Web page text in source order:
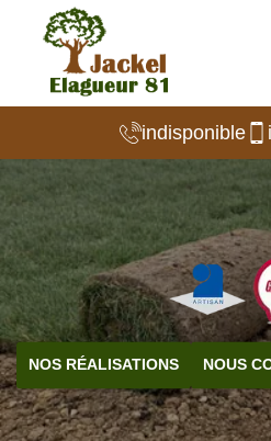
indisponible
NOS RÉALISATIONS NOUS